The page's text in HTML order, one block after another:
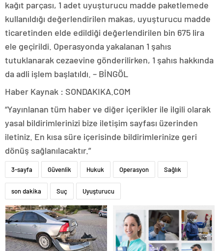
kağıt parçası, 1 adet uyuşturucu madde paketlemede
kullanıldığı değerlendirilen makas, uyuşturucu madde
ticaretinden elde edildiği değerlendirilen bin 675 lira
ele geçirildi. Operasyonda yakalanan 1 şahıs
tutuklanarak cezaevine gönderilirken, 1 şahıs hakkında
da adli işlem başlatıldı. – BİNGÖL
Haber Kaynak : SONDAKIKA.COM
“Yayınlanan tüm haber ve diğer içerikler ile ilgili olarak
yasal bildirimlerinizi bize iletişim sayfası üzerinden
iletiniz. En kısa süre içerisinde bildirimlerinize geri
dönüş sağlanılacaktır.”
3-sayfa Güvenlik Hukuk Operasyon Sağlık
son dakika Suç Uyuşturucu